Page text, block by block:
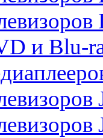
и Blu-